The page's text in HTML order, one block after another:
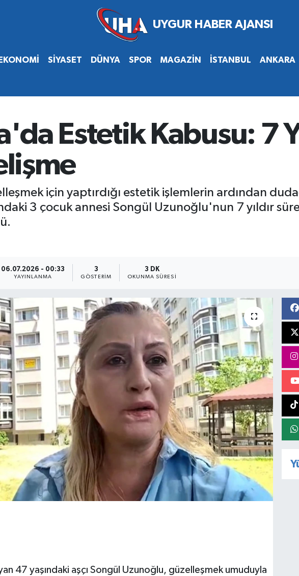
EKONOMİ SİYASET DÜNYA SPOR MAGAZİN İSTANBUL ANKARA
Estetik Kabusu: 7
için yaptırdığı estetik işlemlerin ardından
3 çocuk annesi Songül Uzunoğlu'nun 7 yıldır
06.07.2026 - 00:33
YAYINLANMA
3
GÖSTERIM
3 DK
OKUNMA SÜRESI
47 yaşındaki aşçı Songül Uzunoğlu, güzelleşmek umuduyla